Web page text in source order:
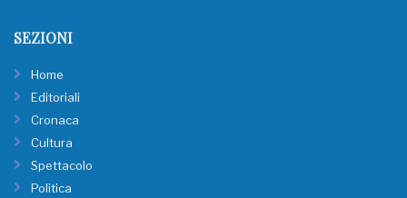
SEZIONI
Home
Editoriali
Cronaca
Cultura
Spettacolo
Politica